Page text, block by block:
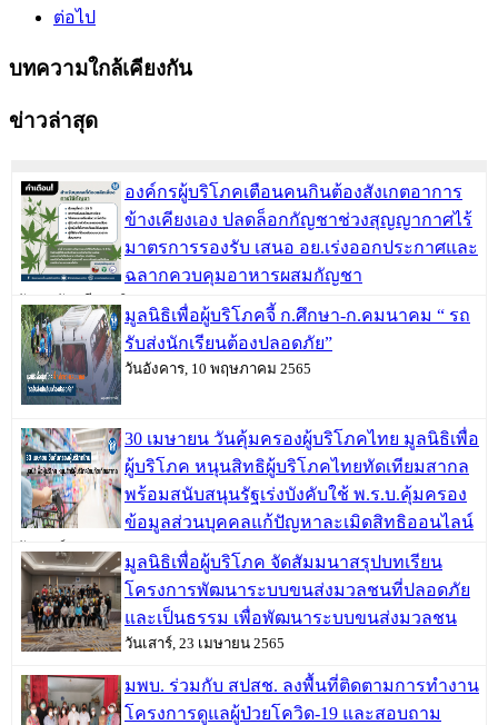
ต่อไป
บทความใกล้เคียงกัน
ข่าวล่าสุด
องค์กรผู้บริโภคเตือนคนกินต้องสังเกตอาการ
ข้างเคียงเอง ปลดล็อกกัญชาช่วงสุญญากาศไร้
มาตรการรองรับ เสนอ อย.เร่งออกประกาศและ
ฉลากควบคุมอาหารผสมกัญชา
วันพฤหัสบดี, 09 มิถุนายน 2565
มูลนิธิเพื่อผู้บริโภคจี้ ก.ศึกษา-ก.คมนาคม “ รถ
รับส่งนักเรียนต้องปลอดภัย”
วันอังคาร, 10 พฤษภาคม 2565
30 เมษายน วันคุ้มครองผู้บริโภคไทย มูลนิธิเพื่อ
ผู้บริโภค หนุนสิทธิผู้บริโภคไทยทัดเทียมสากล
พร้อมสนับสนุนรัฐเร่งบังคับใช้ พ.ร.บ.คุ้มครอง
ข้อมูลส่วนบุคคลแก้ปัญหาละเมิดสิทธิออนไลน์
มูลนิธิเพื่อผู้บริโภค จัดสัมมนาสรุปบทเรียน
โครงการพัฒนาระบบขนส่งมวลชนที่ปลอดภัย
และเป็นธรรม เพื่อพัฒนาระบบขนส่งมวลชน
วันเสาร์, 23 เมษายน 2565
มพบ. ร่วมกับ สปสช. ลงพื้นที่ติดตามการทำงาน
โครงการดูแลผู้ป่วยโควิด-19 และสอบถาม